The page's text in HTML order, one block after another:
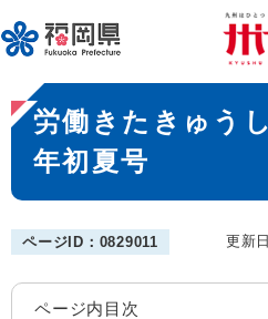
ー
ジ
先
頭
。
メニューを飛ば
本
文
労働きたきゅう
年初夏号
ページID：0829011 更新
ページ内目次